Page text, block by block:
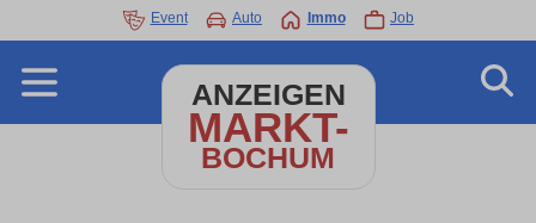
Event Auto Immo Job
ANZEIGEN
MARKT-
BOCHUM